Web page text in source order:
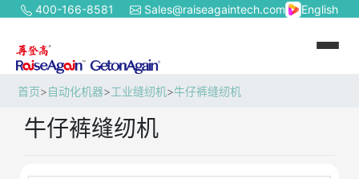
400-166-8581 Sales@raiseagaintech.com English
首页>自动化机器>工业缝纫机>牛仔裤缝纫机
牛仔裤缝纫机